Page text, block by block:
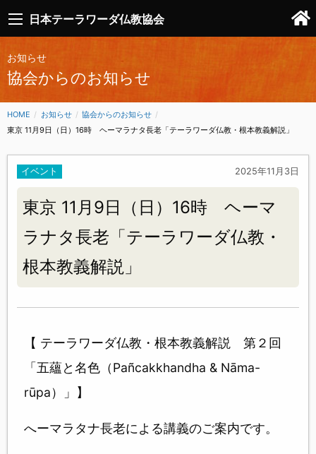
日本テーラワーダ仏教協会
お知らせ
協会からのお知らせ
HOME お知らせ
協会からのお知らせ
CURRENT:
東京 11月9日（日）16時 ヘーマラナタ長老「テーラワーダ仏教・根本教義解説」
イベント 2025年11月3日
東京 11月9日（日）16時 ヘーマ
ラナタ長老「テーラワーダ仏教・
根本教義解説」
【 テーラワーダ仏教・根本教義解説 第２回
「五蘊と名色（Pañcakkhandha & Nāma-
rūpa）」】
へーマラタナ長老による講義のご案内です。